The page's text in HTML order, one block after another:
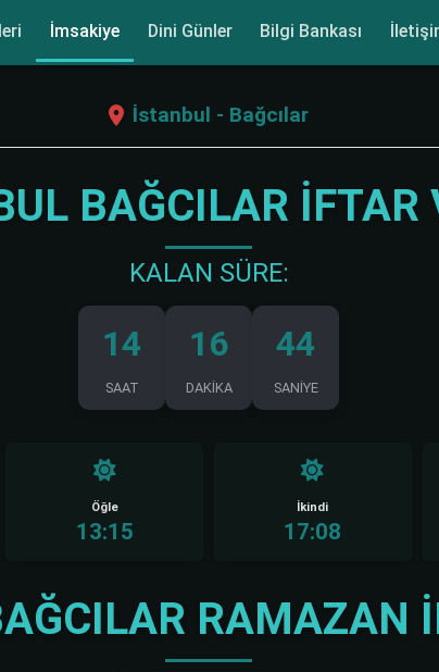
İmsakiye Dini Günler Bilgi Bankası
İstanbul - Bağcılar
BAĞCILAR İFTAR
KALAN SÜRE:
14
SAAT
16
DAKİKA
44
SANİYE
Öğle
13:15
İkindi
17:08
RAMAZAN